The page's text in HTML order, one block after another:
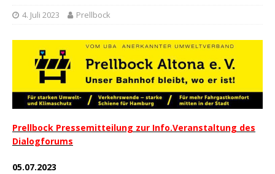
4. Juli 2023 Prellbock
Prellbock Pressemitteilung zur Info.Veranstaltung des
Dialogforums
05.07.2023